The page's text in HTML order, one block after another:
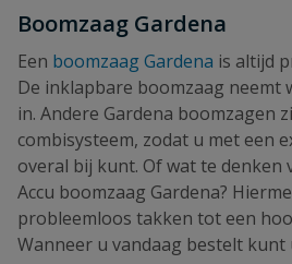
Boomzaag Gardena
Een boomzaag Gardena is altijd
De inklapbare boomzaag
in. Andere Gardena boomzagen
combisysteem, zodat u met een
overal bij kunt. Of wat te denken
Accu boomzaag Gardena?
probleemloos takken tot een
Wanneer u vandaag bestelt kunt